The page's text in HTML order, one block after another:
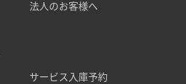
法人のお客様へ
サービス入庫予約